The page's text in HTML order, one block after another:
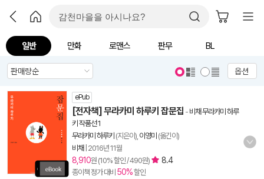
일반 만화 로맨스 판무 BL
옵션
ePub
[전자책] 무라카미 하루키 잡문집 - 비채 무라카미 하루
키 작품선 1
무라카미 하루키 (지은이), 이영미 (옮긴이)
비채 2016년 11월
8,910원 (10% 할인 / 490원) 8.4
종이책 정가 대비 50%할인